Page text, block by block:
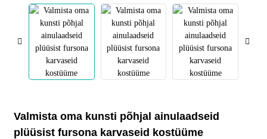
Valmista oma kunsti põhjal ainulaadseid
plüüsist fursona karvaseid kostüüme